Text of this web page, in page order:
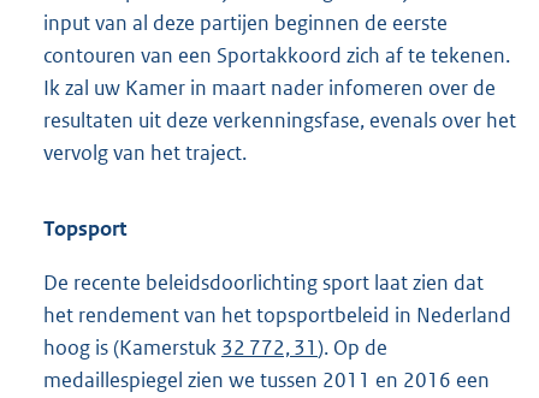
input van al deze partijen beginnen de eerste
contouren van een Sportakkoord zich af te tekenen.
Ik zal uw Kamer in maart nader infomeren over de
resultaten uit deze verkenningsfase, evenals over het
vervolg van het traject.
Topsport
De recente beleidsdoorlichting sport laat zien dat
het rendement van het topsportbeleid in Nederland
hoog is (Kamerstuk 32 772, 31). Op de
medaillespiegel zien we tussen 2011 en 2016 een